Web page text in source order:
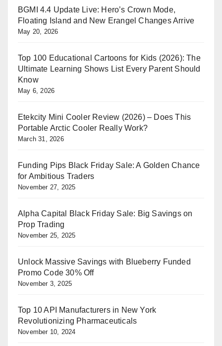
BGMI 4.4 Update Live: Hero’s Crown Mode,
Floating Island and New Erangel Changes Arrive
May 20, 2026
Top 100 Educational Cartoons for Kids (2026): The
Ultimate Learning Shows List Every Parent Should
Know
May 6, 2026
Etekcity Mini Cooler Review (2026) – Does This
Portable Arctic Cooler Really Work?
March 31, 2026
Funding Pips Black Friday Sale: A Golden Chance
for Ambitious Traders
November 27, 2025
Alpha Capital Black Friday Sale: Big Savings on
Prop Trading
November 25, 2025
Unlock Massive Savings with Blueberry Funded
Promo Code 30% Off
November 3, 2025
Top 10 API Manufacturers in New York
Revolutionizing Pharmaceuticals
November 10, 2024